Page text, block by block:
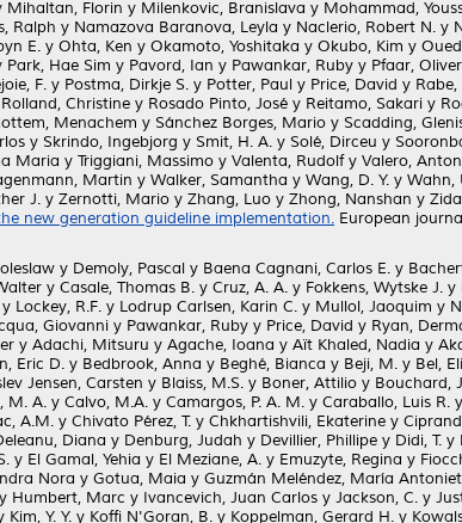
Mihaltan, Florin y Milenkovic, Branislava y Mohammad,
Ralph y Namazova Baranova, Leyla y Naclerio, Robert N. y
E. y Ohta, Ken y Okamoto, Yoshitaka y Okubo, Kim y
Park, Hae Sim y Pavord, Ian y Pawankar, Ruby y Pfaar, Oliver
F. y Postma, Dirkje S. y Potter, Paul y Price, David y Rabe,
Rolland, Christine y Rosado Pinto, José y Reitamo, Sakari y
Menachem y Sánchez Borges, Mario y Scadding,
y Skrindo, Ingebjorg y Smit, H. A. y Solé, Dirceu y
Maria y Triggiani, Massimo y Valenta, Rudolfy Valero,
Martin y Walker, Samantha y Wang, D. Y. y Wahn,
J. y Zernotti, Mario y Zhang, Luo y Zhong, Nanshan y
new generation guideline implementation. European
y Demoly, Pascal y Baena Cagnani, Carlos E. y
y Casale, Thomas B. y Cruz, A. A. y Fokkens, Wytske J. y
y Lockey, R.F. y Lodrup Carlsen, Karin C. y Mullol, Jaoquim y
Giovanni y Pawankar, Ruby y Price, David y Ryan,
y Adachi, Mitsuru y Agache, Ioana y Aït Khaled, Nadia y
Eric D. y Bedbrook, Anna y Beghé, Bianca y Beji, M. y Bel,
Jensen, Carsten y Blaiss, M.S. y Boner, Attilio y Bouchard,
M. A. y Calvo, M.A. y Camargos, P. A. M. y Caraballo, Luis R. y
A.M. y Chivato Pérez, T. y Chkhartishvili, Ekaterine y
Diana y Denburg, Judah y Devillier, Phillipe y Didi, T. y
y El Gamal, Yehia y El Meziane, A. y Emuzyte, Regina y
Nora y Gotua, Maia y Guzmán Meléndez, María
y Humbert, Marc y Ivancevich, Juan Carlos y Jackson, C. y
Kim, Y. Y. y Koffi N'Goran, B. y Koppelman, Gerard H. y